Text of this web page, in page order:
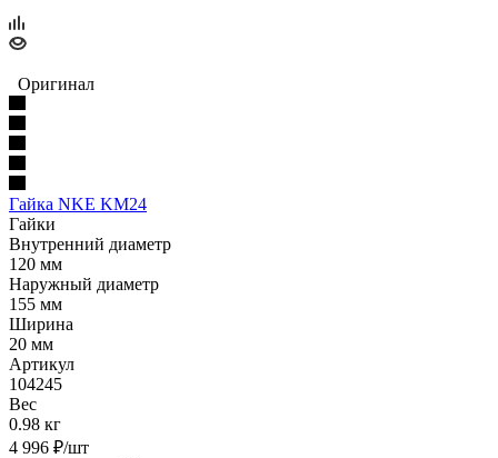
Оригинал
Гайка NKE KM24
Гайки
Внутренний диаметр
120 мм
Наружный диаметр
155 мм
Ширина
20 мм
Артикул
104245
Вес
0.98 кг
4 996 ₽/шт